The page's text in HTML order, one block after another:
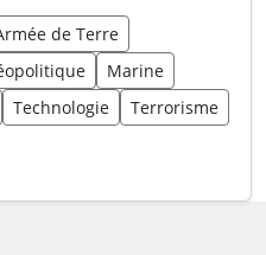
de Terre
Marine
Technologie
Terrorisme